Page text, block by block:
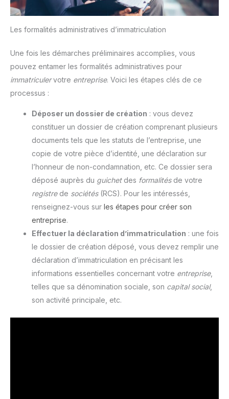
Les formalités administratives d’immatriculation
Une fois les démarches préliminaires accomplies, vous
pouvez entamer les formalités administratives pour
immatriculervotre entreprise. Voici les étapes clés de ce
processus :
Déposer un dossier de création : vous devez
constituer un dossier de création comprenant plusieurs
documents tels que les statuts de l’entreprise, une
copie de votre pièce d’identité, une déclaration sur
l’honneur de non-condamnation, etc. Ce dossier sera
déposé auprès du guichetdes formalitésde votre
registrede sociétés(RCS). Pour les intéressés,
renseignez-vous sur les étapes pour créer son
entreprise.
Effectuer la déclaration d’immatriculation : une fois
le dossier de création déposé, vous devez remplir une
déclaration d’immatriculation en précisant les
informations essentielles concernant votre entreprise,
telles que sa dénomination sociale, son capital social,
son activité principale, etc.